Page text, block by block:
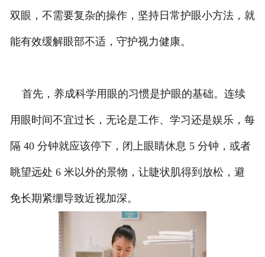
双眼，不需要复杂的操作，坚持日常护眼小方法，就
能有效缓解眼部不适，守护视力健康。
首先，养成科学用眼的习惯是护眼的基础。连续
用眼时间不宜过长，无论是工作、学习还是娱乐，每
隔 40 分钟就应该停下，闭上眼睛休息 5 分钟，或者
眺望远处 6 米以外的景物，让睫状肌得到放松，避
免长期紧绷导致近视加深。